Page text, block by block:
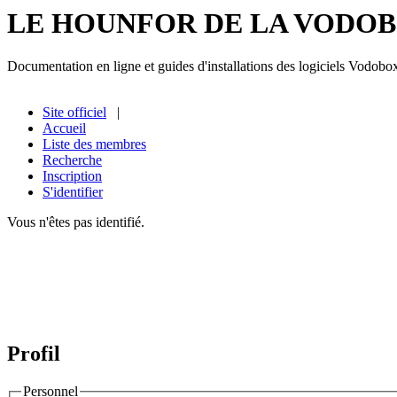
LE HOUNFOR DE LA
Documentation en ligne et guides d'installations des logiciels
Site officiel |
Accueil
Liste des membres
Recherche
Inscription
S'identifier
Vous n'êtes pas identifié.
Profil
Personnel